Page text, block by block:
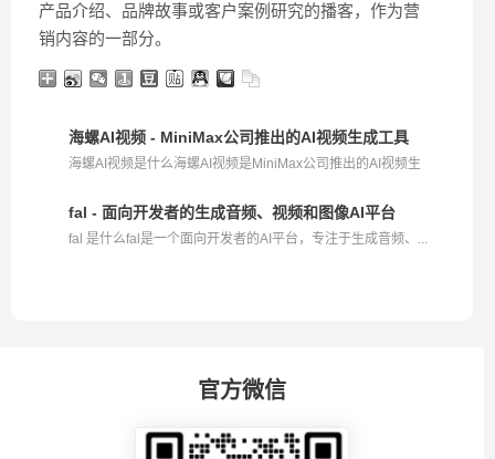
产品介绍、品牌故事或客户案例研究的播客，作为营
销内容的一部分。
海螺AI视频 - MiniMax公司推出的AI视频生成工具
海螺AI视频是什么海螺AI视频是MiniMax公司推出的AI视频生
fal - 面向开发者的生成音频、视频和图像AI平台
fal 是什么fal是一个面向开发者的AI平台，专注于生成音频、...
官方微信